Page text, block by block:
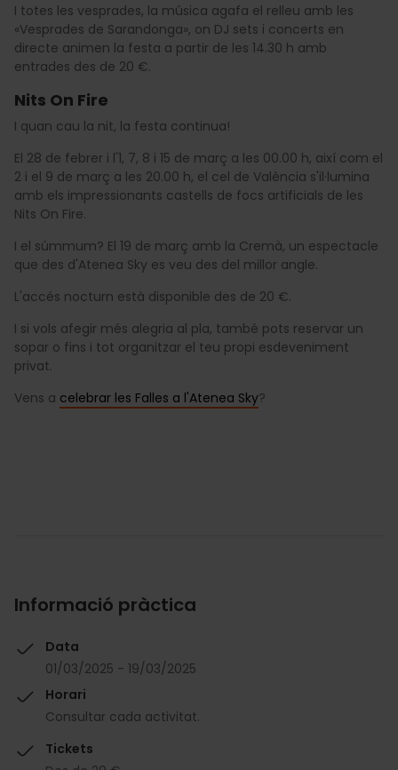
I totes les vesprades, la música agafa el relleu amb les
«Vesprades de Sarandonga», on DJ sets i concerts en
directe animen la festa a partir de les 14.30 h amb
entrades des de 20 €.
Nits On Fire
I quan cau la nit, la festa continua!
El 28 de febrer i l'1, 7, 8 i 15 de març a les 00.00 h, així com el
2 i el 9 de març a les 20.00 h, el cel de València s'il·lumina
amb els impressionants castells de focs artificials de les
Nits On Fire.
I el súmmum? El 19 de març amb la Cremà, un espectacle
que des d'Atenea Sky es veu des del millor angle.
L'accés nocturn està disponible des de 20 €.
I si vols afegir més alegria al pla, també pots reservar un
sopar o fins i tot organitzar el teu propi esdeveniment
privat.
Vens a celebrar les Falles a l'Atenea Sky?
Informació pràctica
Data
01/03/2025 - 19/03/2025
Horari
Consultar cada activitat.
Tickets